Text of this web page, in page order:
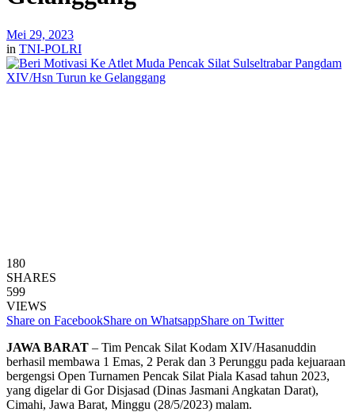
Mei 29, 2023
in TNI-POLRI
180
SHARES
599
VIEWS
Share on FacebookShare on WhatsappShare on Twitter
JAWA BARAT – Tim Pencak Silat Kodam XIV/Hasanuddin
berhasil membawa 1 Emas, 2 Perak dan 3 Perunggu pada kejuaraan
bergengsi Open Turnamen Pencak Silat Piala Kasad tahun 2023,
yang digelar di Gor Disjasad (Dinas Jasmani Angkatan Darat),
Cimahi, Jawa Barat, Minggu (28/5/2023) malam.